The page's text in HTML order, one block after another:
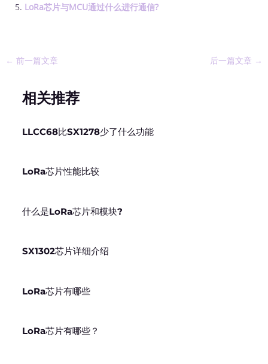
LoRa芯片与MCU通过什么进行通信?
← 前一篇文章 后一篇文章 →
相关推荐
LLCC68比SX1278少了什么功能
LoRa芯片性能比较
什么是LoRa芯片和模块?
SX1302芯片详细介绍
LoRa芯片有哪些
LoRa芯片有哪些？